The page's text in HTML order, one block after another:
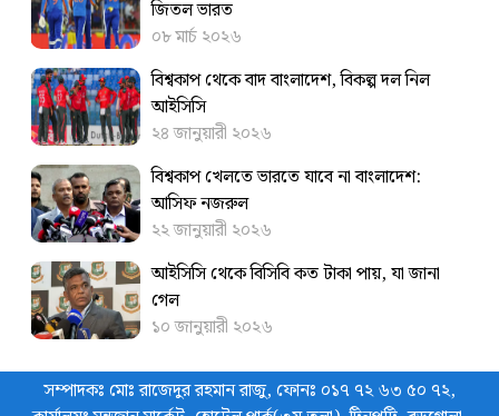
জিতল ভারত
০৮ মার্চ ২০২৬
বিশ্বকাপ থেকে বাদ বাংলাদেশ, বিকল্প দল নিল
আইসিসি
২৪ জানুয়ারী ২০২৬
বিশ্বকাপ খেলতে ভারতে যাবে না বাংলাদেশ:
আসিফ নজরুল
২২ জানুয়ারী ২০২৬
আইসিসি থেকে বিসিবি কত টাকা পায়, যা জানা
গেল
১০ জানুয়ারী ২০২৬
সম্পাদকঃ মোঃ রাজেদুর রহমান রাজু, ফোনঃ ০১৭ ৭২ ৬৩ ৫০ ৭২,